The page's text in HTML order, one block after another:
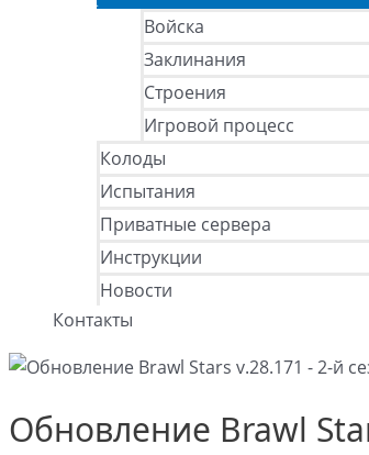
Войска
Заклинания
Строения
Игровой процесс
Колоды
Испытания
Приватные сервера
Инструкции
Новости
Контакты
Обновление Brawl